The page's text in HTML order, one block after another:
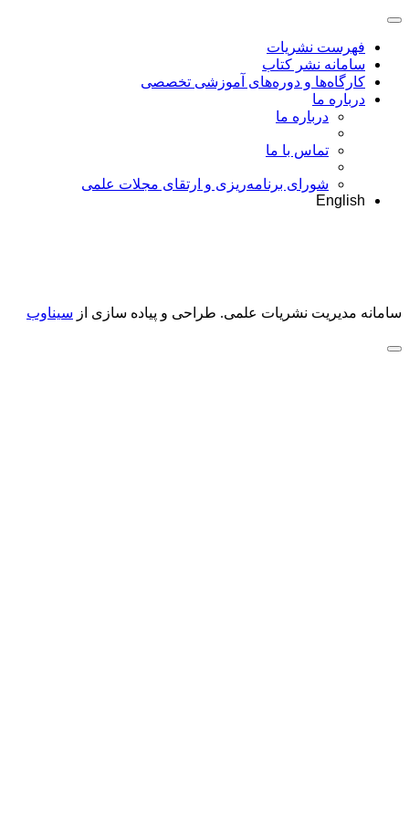
فهرست نشریات
سامانه نشر کتاب
کارگاه‌ها و دوره‌های آموزشی تخصصی
درباره ما
درباره ما
تماس با ما
شورای برنامه‌ریزی و ارتقای مجلات علمی
English
سامانه مدیریت نشریات علمی. طراحی و پیاده سازی از سیناوب